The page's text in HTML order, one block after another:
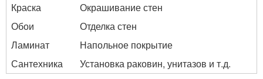
Краска
Окрашивание стен
Обои
Отделка стен
Ламинат
Напольное покрытие
Сантехника
Установка раковин, унитазов и т.д.